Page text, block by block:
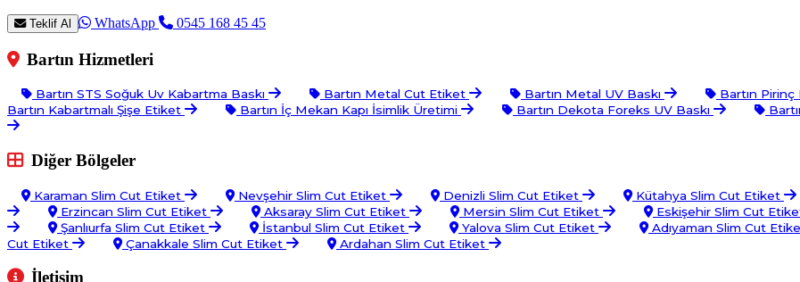
Teklif Al WhatsApp 0545 168 45 45
Bartın Hizmetleri
Bartın STS Soğuk Uv Kabartma Baskı Bartın Metal Cut Etiket Bartın Metal UV Baskı Bartın
Bartın Kabartmalı Şişe Etiket
Bartın İç Mekan Kapı İsimlik Üretimi Bartın Dekota Foreks UV Baskı
Diğer Bölgeler
Karaman Slim Cut Etiket Nevşehir Slim Cut Etiket Denizli Slim Cut Etiket Kütahya Slim Cut Etiket
Erzincan Slim Cut Etiket
Aksaray Slim Cut Etiket Mersin Slim Cut Etiket Eskişehir Slim Cut
Şanlıurfa Slim Cut Etiket
İstanbul Slim Cut Etiket Yalova Slim Cut Etiket Adıyaman Slim Cut
Cut Etiket
Çanakkale Slim Cut Etiket Ardahan Slim Cut Etiket
İletişim